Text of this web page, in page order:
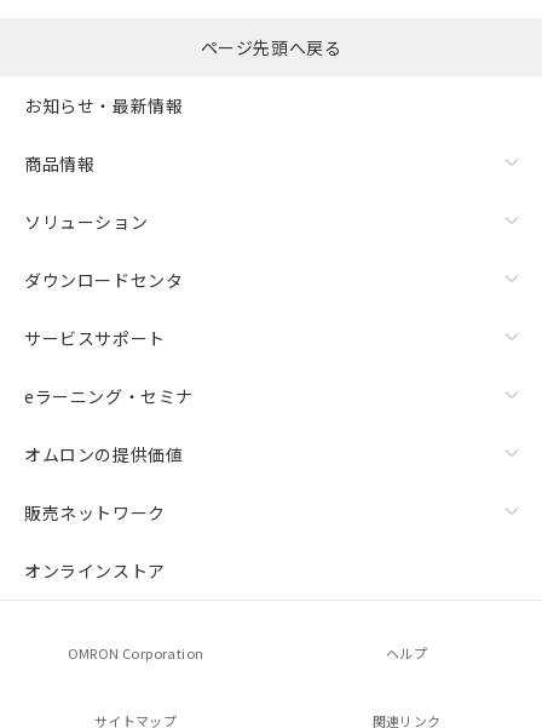
ページ先頭へ戻る
お知らせ・最新情報
商品情報
ソリューション
ダウンロードセンタ
サービスサポート
eラーニング・セミナ
オムロンの提供価値
販売ネットワーク
オンラインストア
OMRON Corporation ヘルプ
サイトマップ 関連リンク